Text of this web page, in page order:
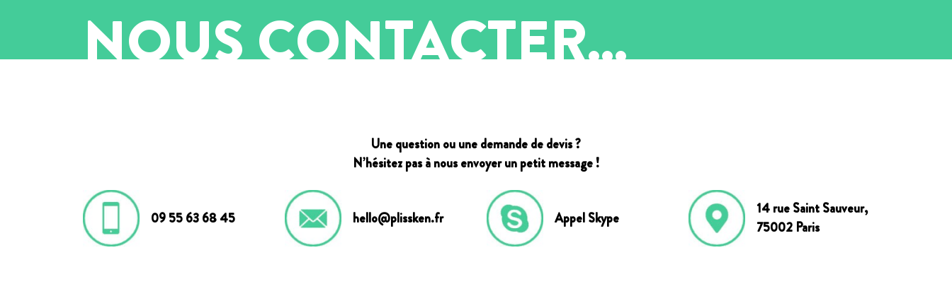
NOUS CONTACTER...
Une question ou une demande de devis ?
N’hésitez pas à nous envoyer un petit message !
09 55 63 68 45 hello@plissken.fr Appel Skype
14 rue Saint Sauveur,
75002 Paris